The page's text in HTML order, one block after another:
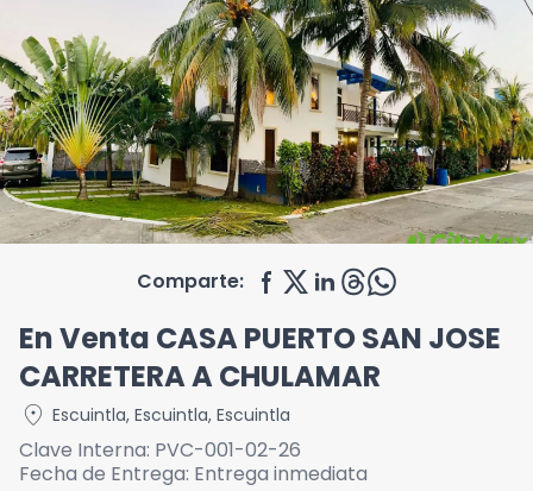
Comparte:
En Venta CASA PUERTO SAN JOSE
CARRETERA A CHULAMAR
location_on Escuintla, Escuintla, Escuintla
Clave Interna: PVC-001-02-26
Fecha de Entrega: Entrega inmediata